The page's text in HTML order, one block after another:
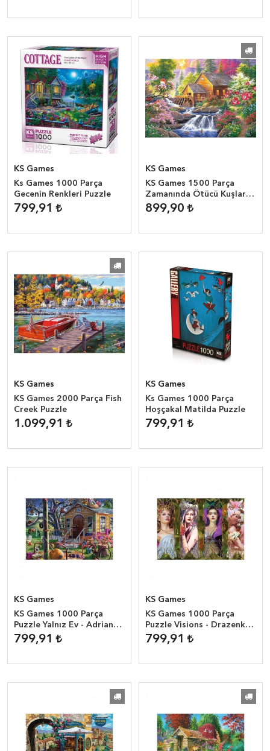
KS Games
Ks Games 1000 Parça
Gecenin Renkleri Puzzle
799,91
KS Games
KS Games 1500 Parça
Zamanında Ötücü Kuşlar
Puzzle
899,90
KS Games
KS Games 2000 Parça Fish
Creek Puzzle
1.099,91
KS Games
Ks Games 1000 Parça
Hoşçakal Matilda Puzzle
799,91
KS Games
KS Games 1000 Parça
Puzzle Yalnız Ev - Adrian
Chesterman
799,91
KS Games
KS Games 1000 Parça
Puzzle Visions - Drazenka
Kimpel
799,91